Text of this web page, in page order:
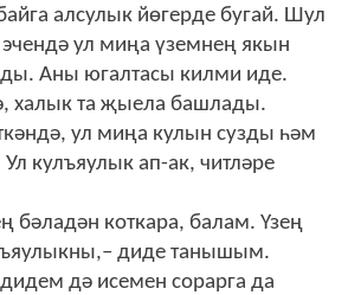
алсулык йөгерде бугай. Шул
ул миңа үземнең якын
Аны югалтасы килми иде.
халык та җыела башлады.
ул миңа кулын сузды һәм
кулъяулык ап-ак, читләре
бәладән коткара, балам. Үзең
диде танышым.
дидем дә исемен сорарга да